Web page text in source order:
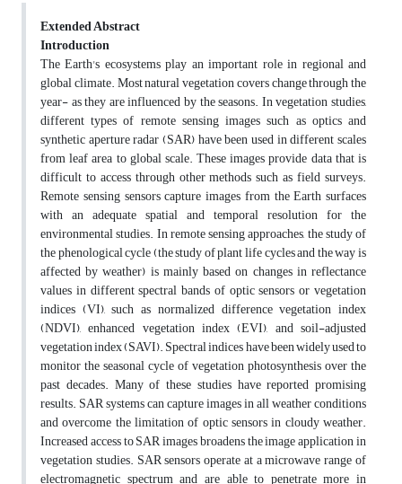
Extended Abstract
Introduction
The Earth's ecosystems play an important role in regional and
global climate. Most natural vegetation covers change through the
year- as they are influenced by the seasons. In vegetation studies,
different types of remote sensing images such as optics and
synthetic aperture radar (SAR) have been used in different scales
from leaf area to global scale. These images provide data that is
difficult to access through other methods such as field surveys.
Remote sensing sensors capture images from the Earth surfaces
with an adequate spatial and temporal resolution for the
environmental studies. In remote sensing approaches, the study of
the phenological cycle (the study of plant life cycles and the way is
affected by weather) is mainly based on changes in reflectance
values in different spectral bands of optic sensors or vegetation
indices (VI), such as normalized difference vegetation index
(NDVI), enhanced vegetation index (EVI), and soil-adjusted
vegetation index (SAVI). Spectral indices have been widely used to
monitor the seasonal cycle of vegetation photosynthesis over the
past decades. Many of these studies have reported promising
results. SAR systems can capture images in all weather conditions
and overcome the limitation of optic sensors in cloudy weather.
Increased access to SAR images broadens the image application in
vegetation studies. SAR sensors operate at a microwave range of